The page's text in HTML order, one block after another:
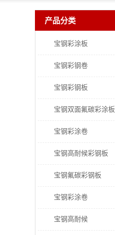
产品分类
宝钢彩涂板
宝钢彩钢卷
宝钢彩钢板
宝钢双面氟碳彩涂板
宝钢彩涂卷
宝钢高耐候彩钢板
宝钢氟碳彩钢板
宝钢彩涂卷
宝钢高耐候